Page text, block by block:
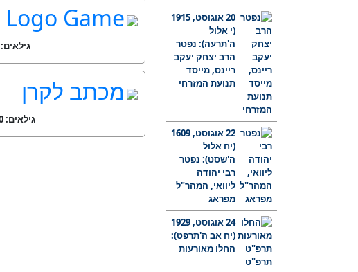
20 אוגוסט, 1915
(י אלול
ה'תרעה): נפטר
הרב יצחק יעקב
ריינס, מייסד
תנועת המזרחי
22 אוגוסט, 1609
(יח אלול
ה'שסט): נפטר
רבי יהודה
ליוואי, המהר"ל
מפראג
24 אוגוסט, 1929
(יח אב ה'תרפט):
החלו מאורעות
תרפ"ט
Logo Game
גילאים: 10-18
מכתב לקרן
גילאים: 10-100